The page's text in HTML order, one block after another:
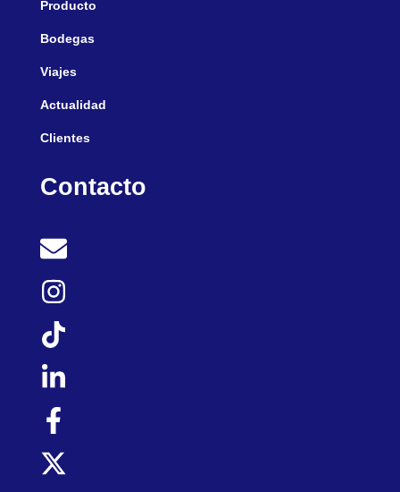
Producto
Bodegas
Viajes
Actualidad
Clientes
Contacto